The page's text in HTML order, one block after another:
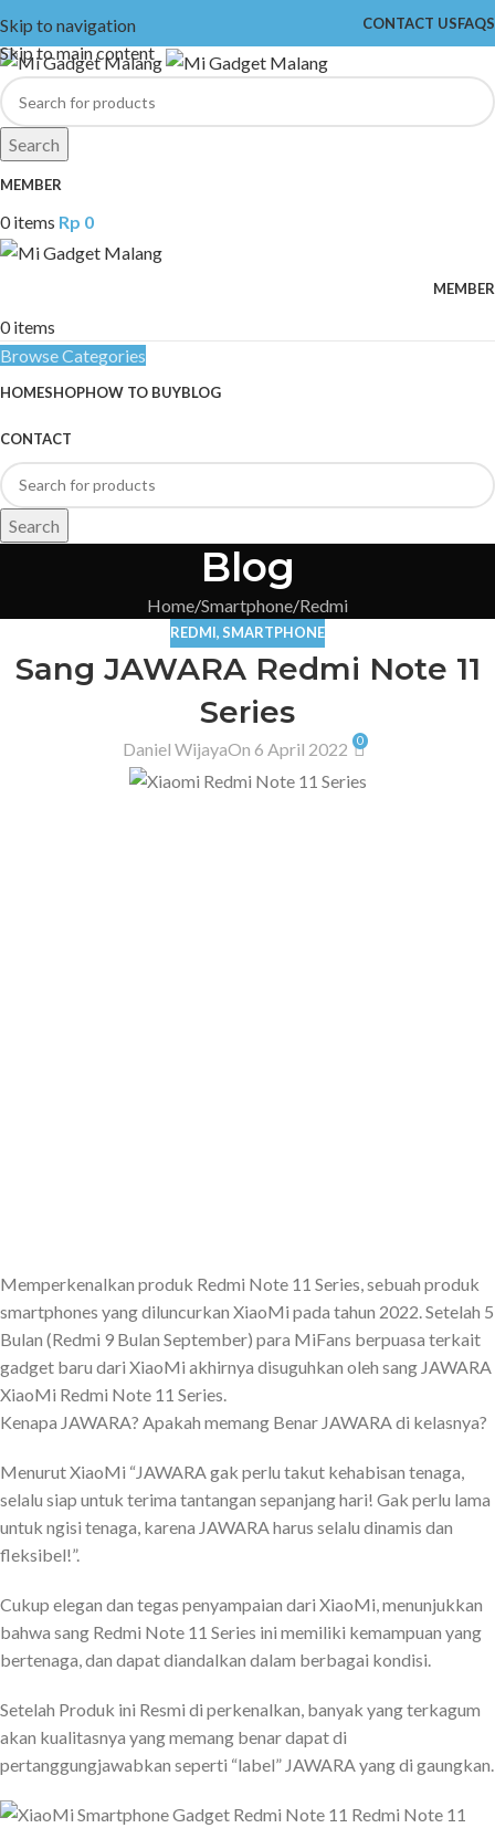
Skip to navigation
Skip to main content
CONTACT USFAQS
Search
MEMBER
0items Rp 0
MEMBER
0items
Browse Categories
HOMESHOPHOW TO BUYBLOG
CONTACT
Search
Blog
Home Smartphone Redmi
REDMI, SMARTPHONE
Sang JAWARA Redmi Note 11
Series
Daniel WijayaOn 6 April 2022 0
Memperkenalkan produk Redmi Note 11 Series, sebuah produk
smartphones yang diluncurkan XiaoMi pada tahun 2022. Setelah 5
Bulan (Redmi 9 Bulan September) para MiFans berpuasa terkait
gadget baru dari XiaoMi akhirnya disuguhkan oleh sang JAWARA
XiaoMi Redmi Note 11 Series.
Kenapa JAWARA? Apakah memang Benar JAWARA di kelasnya?
Menurut XiaoMi “JAWARA gak perlu takut kehabisan tenaga,
selalu siap untuk terima tantangan sepanjang hari! Gak perlu lama
untuk ngisi tenaga, karena JAWARA harus selalu dinamis dan
fleksibel!”.
Cukup elegan dan tegas penyampaian dari XiaoMi, menunjukkan
bahwa sang Redmi Note 11 Series ini memiliki kemampuan yang
bertenaga, dan dapat diandalkan dalam berbagai kondisi.
Setelah Produk ini Resmi di perkenalkan, banyak yang terkagum
akan kualitasnya yang memang benar dapat di
pertanggungjawabkan seperti “label” JAWARA yang di gaungkan.